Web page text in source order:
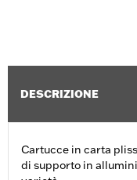
DESCRIZIONE
Cartucce in carta
di supporto in